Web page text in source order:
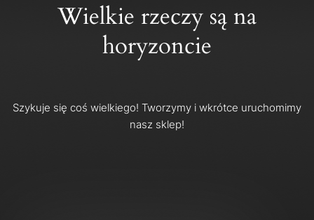
Wielkie rzeczy są na
horyzoncie
Szykuje się coś wielkiego! Tworzymy i wkrótce uruchomimy
nasz sklep!